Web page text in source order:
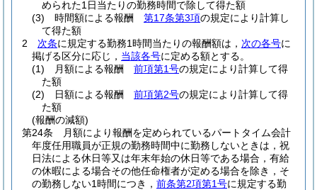
められた1日当たりの勤務時間で除して得た額
(3)
時間額による報酬 第17条第3項の規定により計算し
て得た額
2
次条に規定する勤務1時間当たりの報酬額は， 次の各号に
掲げる区分に応じ， 当該各号に定める額とする。
(1)
月額による報酬 前項第1号の規定により計算して得
た額
(2)
日額による報酬 前項第2号の規定により計算して得
た額
(報酬の減額)
第24条
月額により報酬を定められているパートタイム会計
年度任用職員が正規の勤務時間中に勤務しないときは，祝
日法による休日等又は年末年始の休日等である場合，有給
の休暇による場合その他任命権者が定める場合を除き，そ
の勤務しない1時間につき， 前条第2項第1号に規定する勤